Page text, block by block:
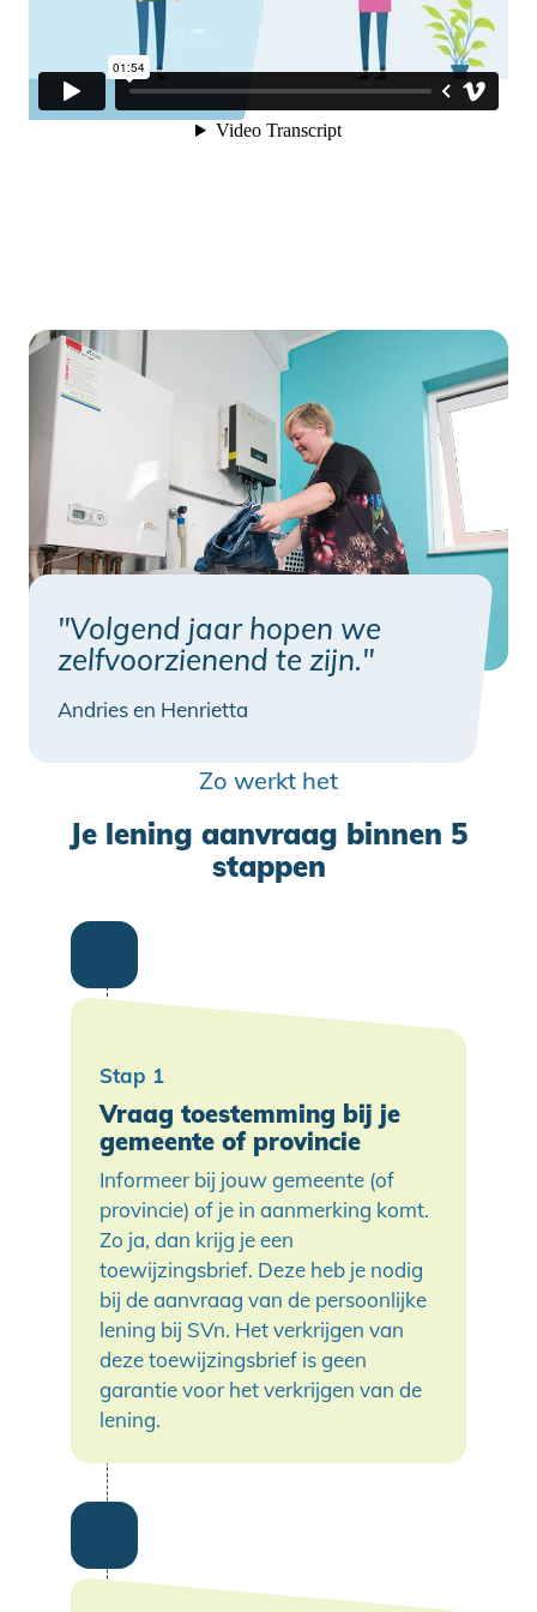
"Volgend jaar hopen we
zelfvoorzienend te zijn."
Andries en Henrietta
Zo werkt het
Je lening aanvraag binnen 5
stappen
Vraag toestemming bij je
gemeente of provincie
Informeer bij jouw gemeente (of
provincie) of je in aanmerking komt.
Zo ja, dan krijg je een
toewijzingsbrief. Deze heb je nodig
bij de aanvraag van de persoonlijke
lening bij SVn. Het verkrijgen van
deze toewijzingsbrief is geen
garantie voor het verkrijgen van de
lening.